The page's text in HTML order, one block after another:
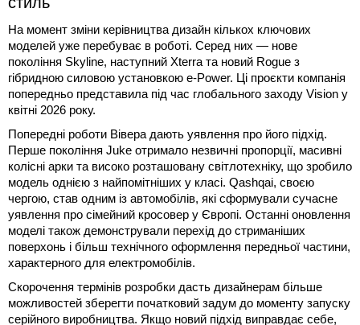
На момент зміни керівництва дизайн кількох ключових
моделей уже перебуває в роботі. Серед них — нове
покоління Skyline, наступний Xterra та новий Rogue з
гібридною силовою установкою e-Power. Ці проєкти компанія
попередньо представила під час глобального заходу Vision у
квітні 2026 року.
Попередні роботи Вівера дають уявлення про його підхід.
Перше покоління Juke отримало незвичні пропорції, масивні
колісні арки та високо розташовану світлотехніку, що зробило
модель однією з найпомітніших у класі. Qashqai, своєю
чергою, став одним із автомобілів, які сформували сучасне
уявлення про сімейний кросовер у Європі. Останні оновлення
моделі також демонстрували перехід до стриманіших
поверхонь і більш технічного оформлення передньої частини,
характерного для електромобілів.
Скорочення термінів розробки дасть дизайнерам більше
можливостей зберегти початковий задум до моменту запуску
серійного виробництва. Якщо новий підхід виправдає себе,